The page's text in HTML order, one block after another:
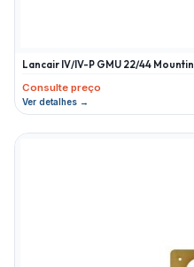
Lancair IV/IV-P GMU 22/44
Consulte preço
Ver detalhes →